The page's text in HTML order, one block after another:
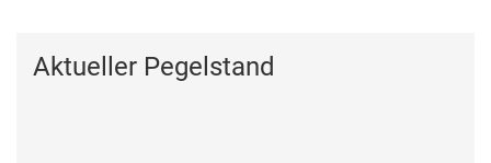
Aktueller Pegelstand